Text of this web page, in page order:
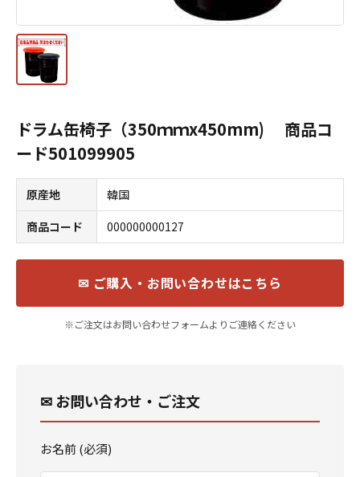
ドラム缶椅子（350ｍｍx450mm) 商品コ
ード501099905
原産地
韓国
商品コード
000000000127
✉ ご購入・お問い合わせはこちら
※ご注文はお問い合わせフォームよりご連絡ください
✉ お問い合わせ・ご注文
お名前 (必須)